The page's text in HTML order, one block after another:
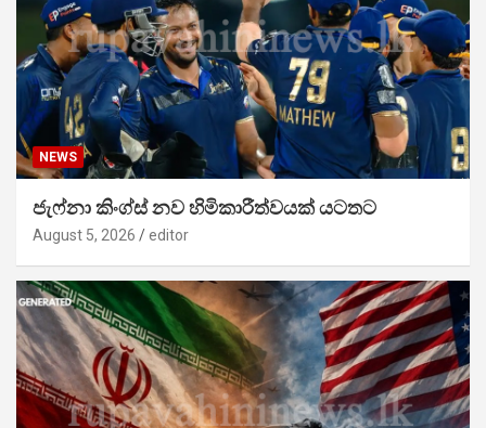
NEWS
ජැෆ්නා කිංග්ස් නව හිමිකාරීත්වයක් යටතට
August 5, 2026 editor